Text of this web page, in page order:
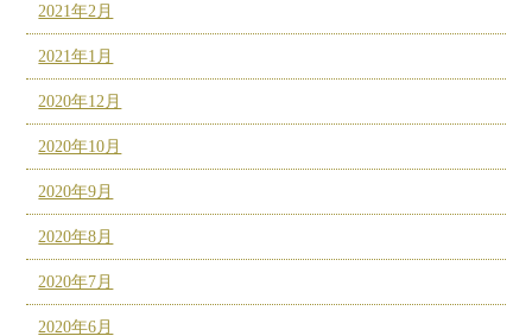
2021年2月
2021年1月
2020年12月
2020年10月
2020年9月
2020年8月
2020年7月
2020年6月